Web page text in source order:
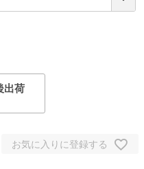
出荷
お気に入りに登録する